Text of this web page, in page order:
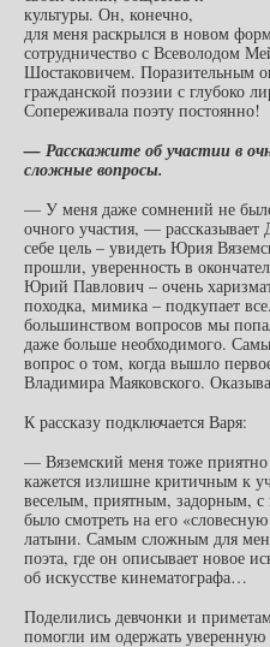
культуры. Он, конечно,
для меня раскрылся в новом
сотрудничество с Всеволодом
Шостаковичем. Поразительным
гражданской поэзии с глубоко
Сопереживала поэту постоянно!
— Расскажите об участии в
сложные вопросы.
— У меня даже сомнений не
очного участия, —
себе цель – увидеть Юрия
прошли, уверенность в
Юрий Павлович – очень
походка, мимика – подкупает
большинством вопросов мы
даже больше необходимого.
вопрос о том, когда вышло
Владимира Маяковского.
К рассказу подключается Варя:
— Вяземский меня тоже приятно
кажется излишне критичным к
веселым, приятным, задорным,
было смотреть на его
латыни. Самым сложным для
поэта, где он описывает новое
об искусстве кинематографа…
Поделились девчонки и
помогли им одержать